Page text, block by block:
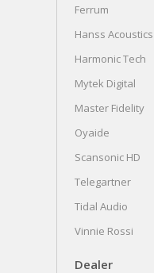
Ferrum
Hanss Acoustics
Harmonic Tech
Mytek Digital
Master Fidelity
Oyaide
Scansonic HD
Telegartner
Tidal Audio
Vinnie Rossi
Dealer